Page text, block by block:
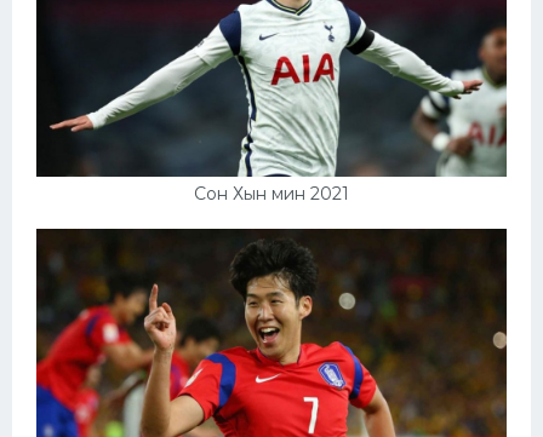
Сон Хын мин 2021